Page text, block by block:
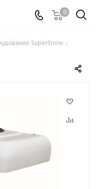
0
SuperSnow -